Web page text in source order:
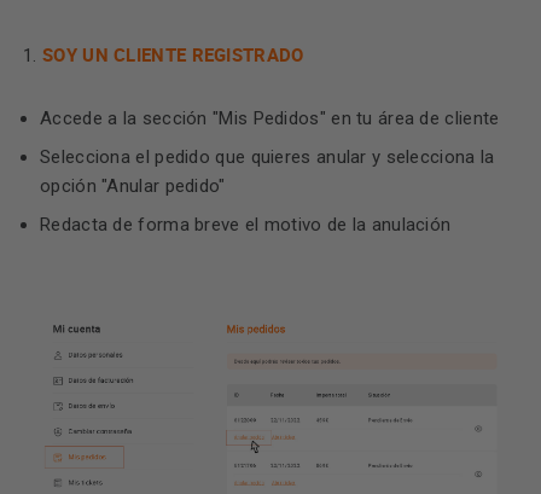
SOY UN CLIENTE REGISTRADO
Accede a la sección "Mis Pedidos" en tu área de cliente
Selecciona el pedido que quieres anular y selecciona la
opción "Anular pedido"
Redacta de forma breve el motivo de la anulación